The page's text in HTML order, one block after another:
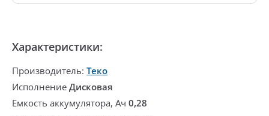
Характеристики:
Производитель: Теко
Исполнение Дисковая
Емкость аккумулятора, Ач 0,28